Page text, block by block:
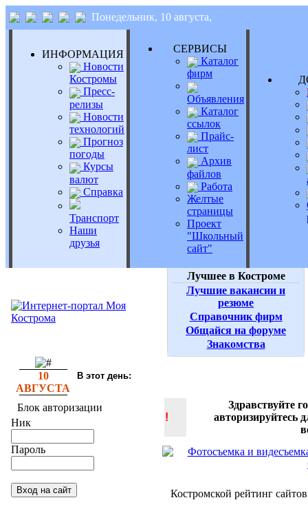
Понедельник, 10 августа,
ИНФОРМАЦИЯ
Новости
Костромы
Пресс-
релизы
Новости
технологий
Прогноз
погоды
Курсы
валют
Справка
Транспорт
Наши
друзья
СЕРВИСЫ
Каталог
фирм
Объявления
Каталог
ссылок
Прайс-
лист
Архив
файлов
Работа
Желтые
страницы
Проект
"Школьный
сайт"
Лучшее в Костроме
Лучшие вакансии и
резюме
Справочник фирм
Общайся на форуме
Знакомства
10
АВГУСТА
В этот день:
Блок авторизации
Ник
Пароль
!
Здравствуйте
авторизируйтесь
Костромской рейтинг сайтов